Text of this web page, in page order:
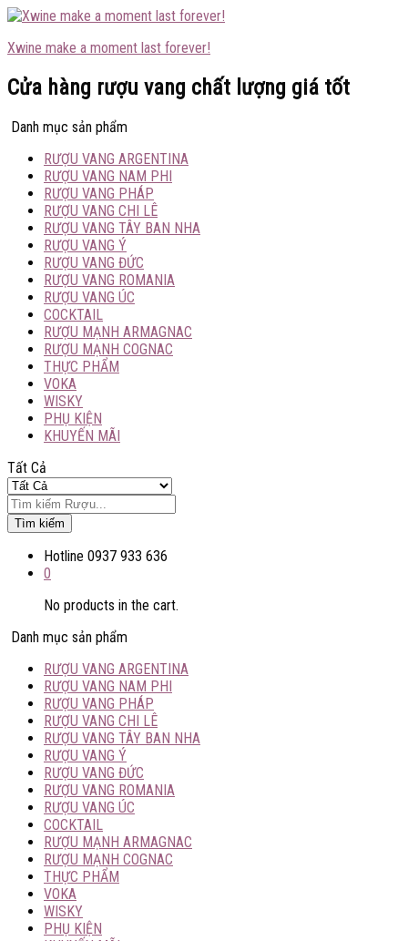
Xwine make a moment last forever!
Cửa hàng rượu vang chất lượng giá tốt
Danh mục sản phẩm
RƯỢU VANG ARGENTINA
RƯỢU VANG NAM PHI
RƯỢU VANG PHÁP
RƯỢU VANG CHI LÊ
RƯỢU VANG TÂY BAN NHA
RƯỢU VANG Ý
RƯỢU VANG ĐỨC
RƯỢU VANG ROMANIA
RƯỢU VANG ÚC
COCKTAIL
RƯỢU MẠNH ARMAGNAC
RƯỢU MẠNH COGNAC
THỰC PHẨM
VOKA
WISKY
PHỤ KIỆN
KHUYẾN MÃI
Tất Cả
Tìm kiếm
Hotline 0937 933 636
0
No products in the cart.
Danh mục sản phẩm
RƯỢU VANG ARGENTINA
RƯỢU VANG NAM PHI
RƯỢU VANG PHÁP
RƯỢU VANG CHI LÊ
RƯỢU VANG TÂY BAN NHA
RƯỢU VANG Ý
RƯỢU VANG ĐỨC
RƯỢU VANG ROMANIA
RƯỢU VANG ÚC
COCKTAIL
RƯỢU MẠNH ARMAGNAC
RƯỢU MẠNH COGNAC
THỰC PHẨM
VOKA
WISKY
PHỤ KIỆN